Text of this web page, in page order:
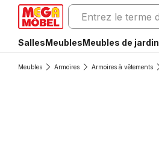
SallesMeublesMeubles de jardin
Meubles Armoires Armoires à vêtements